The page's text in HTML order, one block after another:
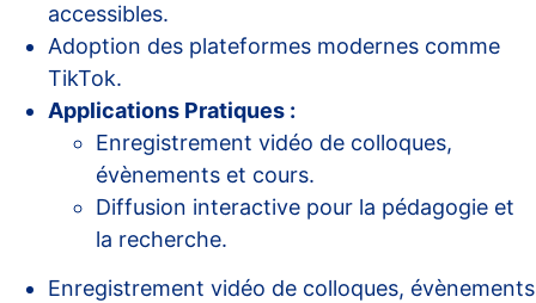
accessibles.
Adoption des plateformes modernes comme
TikTok.
Applications Pratiques :
Enregistrement vidéo de colloques,
évènements et cours.
Diffusion interactive pour la pédagogie et
la recherche.
Enregistrement vidéo de colloques, évènements